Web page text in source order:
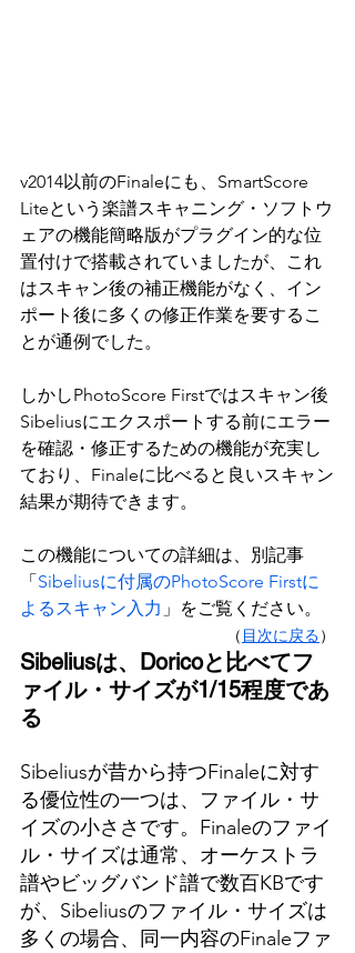
v2014以前のFinaleにも、SmartScore
Liteという楽譜スキャニング・ソフトウ
ェアの機能簡略版がプラグイン的な位
置付けで搭載されていましたが、これ
はスキャン後の補正機能がなく、イン
ポート後に多くの修正作業を要するこ
とが通例でした。
しかしPhotoScore Firstではスキャン後
Sibeliusにエクスポート する前にエラー
を確認・修正するための機能が充実し
ており、Finaleに比べると良いスキャン
結果が期待できます。
この機能についての詳細は、別記事
「 Sibeliusに付属のPhotoScore Firstに
よるスキャン入力 」をご覧ください。
（ 目次に戻る）
Sibeliusは、Doricoと比べてフ
ァイル・サイズが1/15程度であ
る
Sibeliusが昔から持つFinaleに対す
る優位性の一つは、ファイル・サ
イズの小ささです。Finaleのファイ
ル・サイズは通常、オーケストラ
譜やビッグバンド譜で数百KBです
が、Sibeliusのファイル・サイズは
多くの場合、同一内容のFinaleファ